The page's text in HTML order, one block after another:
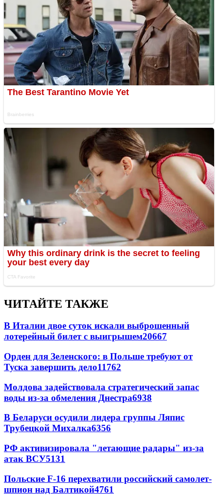
ЧИТАЙТЕ ТАКЖЕ
В Италии двое суток искали выброшенный
лотерейный билет с выигрышем20667
Орден для Зеленского: в Польше требуют от
Туска завершить дело11762
Молдова задействовала стратегический запас
воды из-за обмеления Днестра6938
В Беларуси осудили лидера группы Ляпис
Трубецкой Михалка6356
РФ активизировала "летающие радары" из-за
атак ВСУ5131
Польские F-16 перехватили российский самолет-
шпион над Балтикой4761